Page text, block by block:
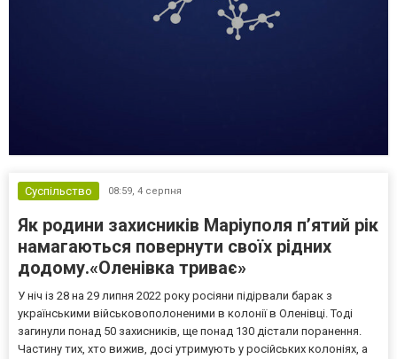
Суспільство 08:59, 4 серпня
Як родини захисників Маріуполя пʼятий рік
намагаються повернути своїх рідних
додому.«Оленівка триває»
У ніч із 28 на 29 липня 2022 року росіяни підірвали барак з
українськими військовополоненими в колонії в Оленівці. Тоді
загинули понад 50 захисників, ще понад 130 дістали поранення.
Частину тих, хто вижив, досі утримують у російських колоніях, а